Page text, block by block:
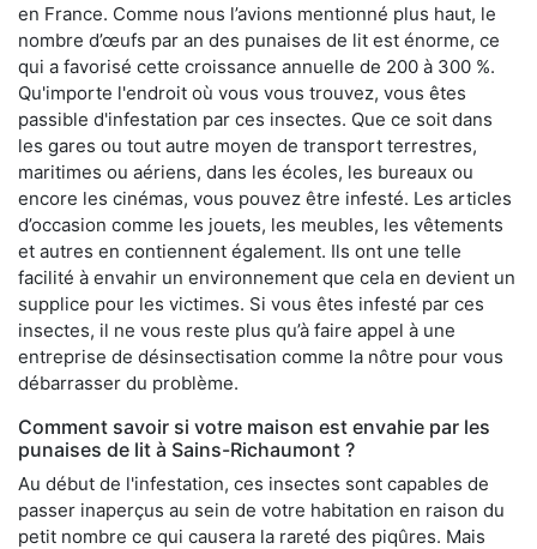
en France. Comme nous l’avions mentionné plus haut, le
nombre d’œufs par an des punaises de lit est énorme, ce
qui a favorisé cette croissance annuelle de 200 à 300 %.
Qu'importe l'endroit où vous vous trouvez, vous êtes
passible d'infestation par ces insectes. Que ce soit dans
les gares ou tout autre moyen de transport terrestres,
maritimes ou aériens, dans les écoles, les bureaux ou
encore les cinémas, vous pouvez être infesté. Les articles
d’occasion comme les jouets, les meubles, les vêtements
et autres en contiennent également. Ils ont une telle
facilité à envahir un environnement que cela en devient un
supplice pour les victimes. Si vous êtes infesté par ces
insectes, il ne vous reste plus qu’à faire appel à une
entreprise de désinsectisation comme la nôtre pour vous
débarrasser du problème.
Comment savoir si votre maison est envahie par les
punaises de lit à Sains-Richaumont ?
Au début de l'infestation, ces insectes sont capables de
passer inaperçus au sein de votre habitation en raison du
petit nombre ce qui causera la rareté des piqûres. Mais